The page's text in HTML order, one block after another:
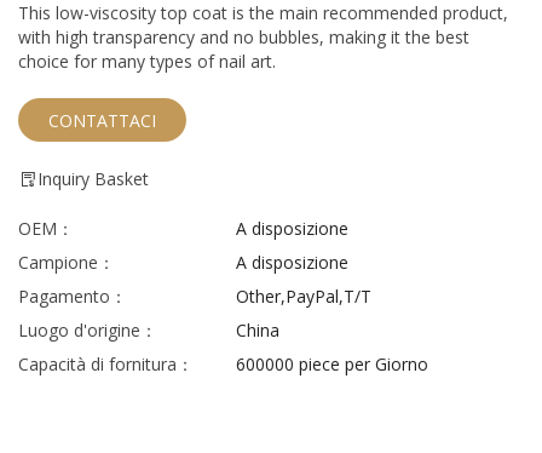
This low-viscosity top coat is the main recommended product,
with high transparency and no bubbles, making it the best
choice for many types of nail art.
CONTATTACI
Inquiry Basket
OEM：
A disposizione
Campione：
A disposizione
Pagamento：
Other,PayPal,T/T
Luogo d'origine：
China
Capacità di fornitura：
600000 piece per Giorno